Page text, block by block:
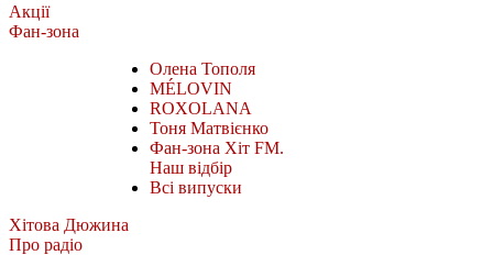
Акції
Фан-зона
Олена Тополя
MÉLOVIN
ROXOLANA
Тоня Матвієнко
Фан-зона Хіт FM.
Наш відбір
Всі випуски
Хітова Дюжина
Про радіо